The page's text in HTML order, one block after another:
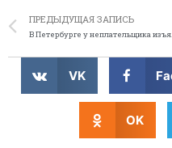
ПРЕДЫДУЩАЯ ЗАПИСЬ
В
VK
OK